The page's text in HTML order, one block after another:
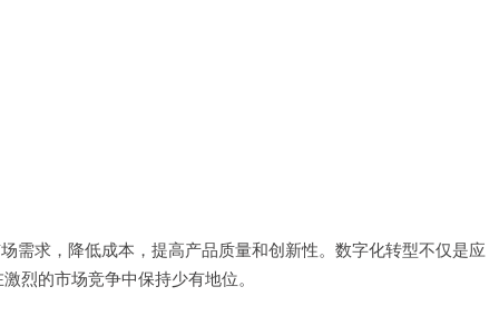
需求，降低成本，提高产品质量和创新性。数字化转型不仅是应
烈的市场竞争中保持少有地位。